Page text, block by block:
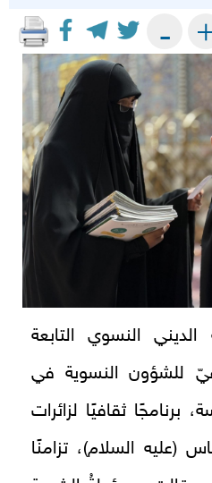
-
النسوي التابعة
للشؤون النسوية في
برنامجًا ثقافيًا لزائرات
(عليه السلام)، تزامنًا